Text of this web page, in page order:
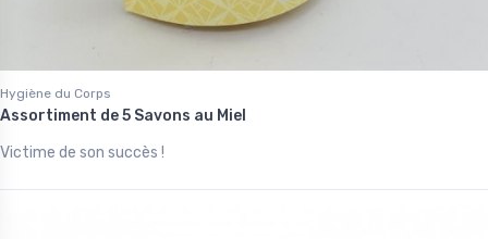
Hygiène du Corps
Assortiment de 5 Savons au Miel
Victime de son succès !